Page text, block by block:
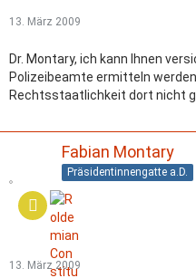
13. März 2009
Dr. Montary, ich kann Ihnen
Polizeibeamte ermitteln
Rechtsstaatlichkeit dort nicht
Fabian Montary
Präsidentinnengatte a.D.
13. März 2009